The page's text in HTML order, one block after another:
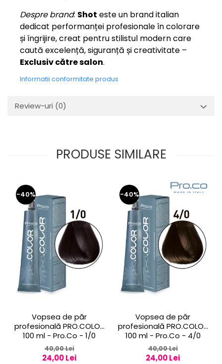
Despre brand: Shot este un brand italian
dedicat performanței profesionale în colorare
și îngrijire, creat pentru stilistul modern care
caută excelență, siguranță și creativitate –
Exclusiv către salon.
Informatii conformitate produs
Review-uri (0)
PRODUSE SIMILARE
-40%
Vopsea de păr
profesională PRO.COLOR
100 ml - Pro.Co - 1/0
NEGRU
40,00 Lei
24,00 Lei
-40%
Vopsea de păr
profesională PRO.COLOR
100 ml - Pro.Co - 4/0
CASTANIU NATURAL
40,00 Lei
24,00 Lei